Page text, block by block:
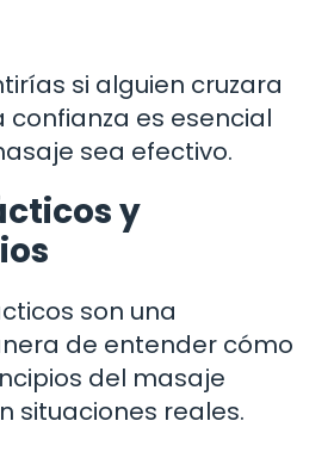
si alguien cruzara
confianza es esencial
sea efectivo.
y
son una
de entender cómo
del masaje
situaciones reales.